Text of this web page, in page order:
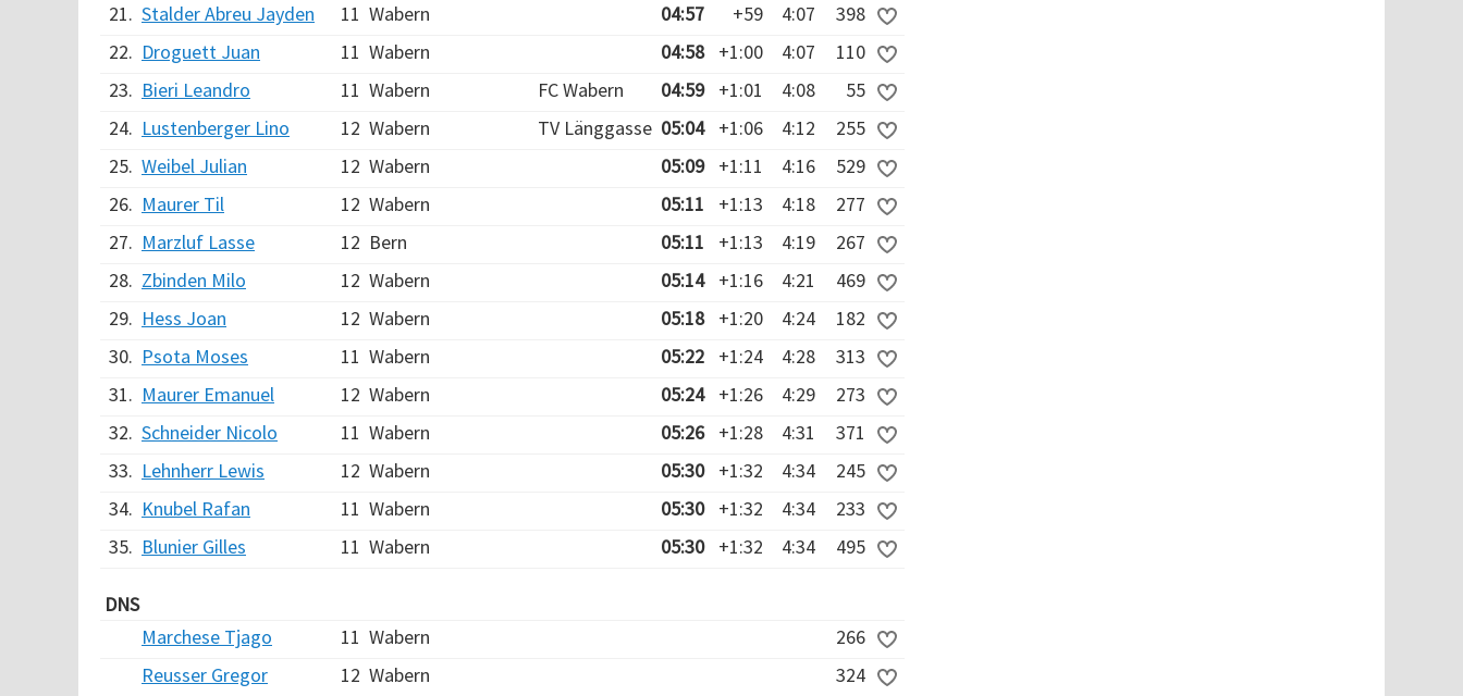
21. Stalder Abreu Jayden 11 Wabern 04:57 +59 4:07
398
22. Droguett Juan 11 Wabern 04:58 +1:00 4:07
110
23. Bieri Leandro 11 Wabern FC Wabern 04:59 +1:01 4:08
55
24. Lustenberger Lino 12 Wabern TV Länggasse 05:04 +1:06 4:12
255
25. Weibel Julian 12 Wabern 05:09 +1:11 4:16
529
26. Maurer Til 12 Wabern 05:11 +1:13 4:18
277
27. Marzluf Lasse 12 Bern 05:11 +1:13 4:19
267
28. Zbinden Milo 12 Wabern 05:14 +1:16 4:21
469
29. Hess Joan 12 Wabern 05:18 +1:20 4:24
182
30. Psota Moses 11 Wabern 05:22 +1:24 4:28
313
31. Maurer Emanuel 12 Wabern 05:24 +1:26 4:29
273
32. Schneider Nicolo 11 Wabern 05:26 +1:28 4:31
371
33. Lehnherr Lewis 12 Wabern 05:30 +1:32 4:34
245
34. Knubel Rafan 11 Wabern 05:30 +1:32 4:34
233
35. Blunier Gilles 11 Wabern 05:30 +1:32 4:34 495
DNS
Marchese Tjago
11 Wabern
266
Reusser Gregor
12 Wabern 324